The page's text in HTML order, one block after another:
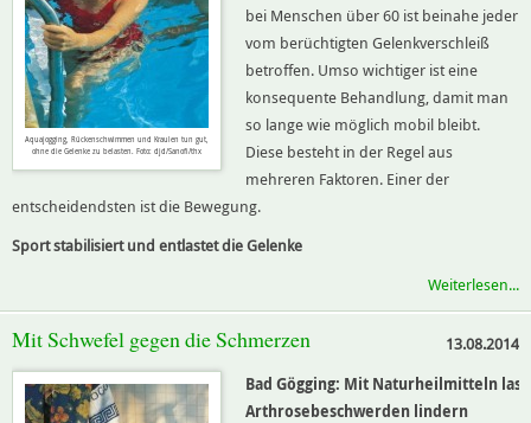
Aquajogging, Rückenschwimmen und Kraulen tun gut,
ohne die Gelenke zu belasten. Foto: djd/Sanofi/thx
bei Menschen über 60 ist beinahe jeder
vom berüchtigten Gelenkverschleiß
betroffen. Umso wichtiger ist eine
konsequente Behandlung, damit man
so lange wie möglich mobil bleibt.
Diese besteht in der Regel aus
mehreren Faktoren. Einer der
entscheidendsten ist die Bewegung.
Sport stabilisiert und entlastet die Gelenke
Weiterlesen...
Mit Schwefel gegen die Schmerzen 13.08.2014
Bad Gögging: Mit Naturheilmitteln
Arthrosebeschwerden lindern